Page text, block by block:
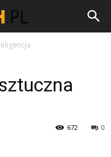
0
672